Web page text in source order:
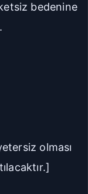
bedenine
olması